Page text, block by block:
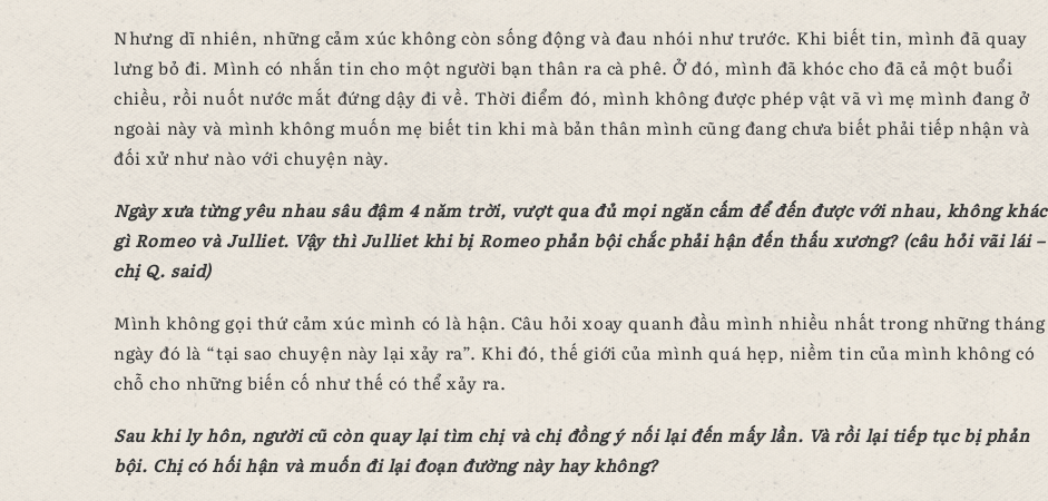
Nhưng dĩ nhiên, những cảm xúc không còn sống động và đau nhói như trước. Khi biết tin, mình đã quay
lưng bỏ đi. Mình có nhắn tin cho một người bạn thân ra cà phê. Ở đó, mình đã khóc cho đã cả một buổi
chiều, rồi nuốt nước mắt đứng dậy đi về. Thời điểm đó, mình không được phép vật vã vì mẹ mình đang ở
ngoài này và mình không muốn mẹ biết tin khi mà bản thân mình cũng đang chưa biết phải tiếp nhận và
đối xử như nào với chuyện này.
Ngày xưa từng yêu nhau sâu đậm 4 năm trời, vượt qua đủ mọi ngăn cấm để đến được với nhau, không khác
gì Romeo và Julliet. Vậy thì Julliet khi bị Romeo phản bội chắc phải hận đến thấu xương? (câu hỏi vãi lái –
chị Q. said)
Mình không gọi thứ cảm xúc mình có là hận. Câu hỏi xoay quanh đầu mình nhiều nhất trong những tháng
ngày đó là “tại sao chuyện này lại xảy ra”. Khi đó, thế giới của mình quá hẹp, niềm tin của mình không có
chỗ cho những biến cố như thế có thể xảy ra.
Sau khi ly hôn, người cũ còn quay lại tìm chị và chị đồng ý nối lại đến mấy lần. Và rồi lại tiếp tục bị phản
bội. Chị có hối hận và muốn đi lại đoạn đường này hay không?